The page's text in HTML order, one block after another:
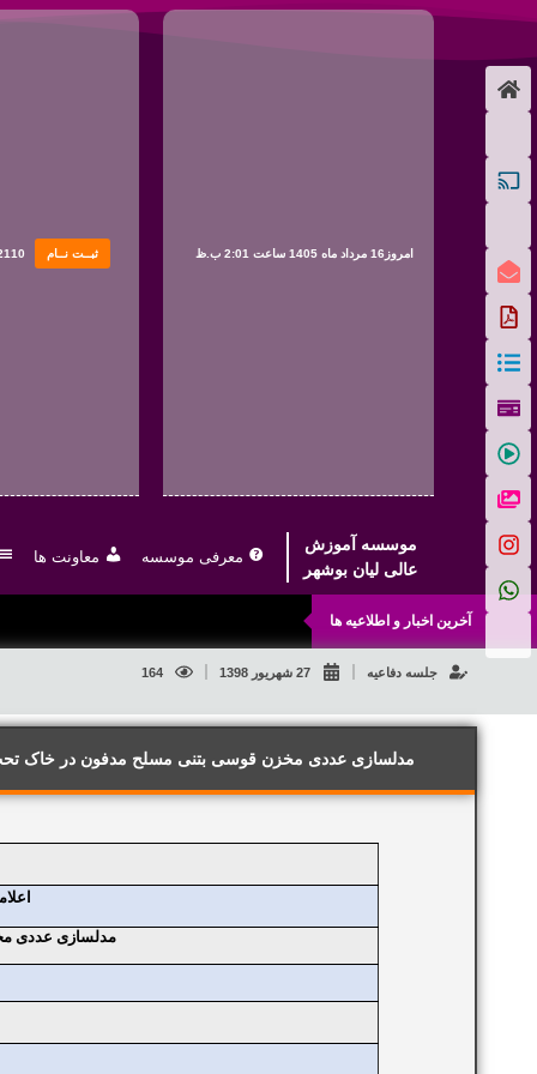
امروز16 مرداد ماه 1405 ساعت 2:01 ب.ظ ثبــت نــام
موسسه آموزش
عالی لیان بوشهر
معرفی موسسه معاونت ها
آخرین اخبار و اطلاعیه ها
جلسه دفاعیه 27 شهریور 1398 164
مدلسازی عددی مخزن قوسی بتنی مسلح مدفون در خاک
مدلسازی عددی